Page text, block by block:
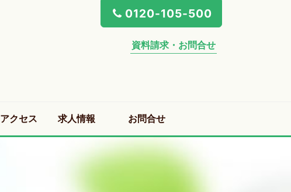
0120-105-500
資料請求・お問合せ
アクセス 求人情報 お問合せ